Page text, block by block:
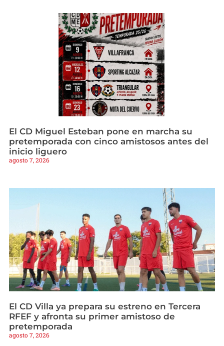
El CD Miguel Esteban pone en marcha su
pretemporada con cinco amistosos antes del
inicio liguero
agosto 7, 2026
El CD Villa ya prepara su estreno en Tercera
RFEF y afronta su primer amistoso de
pretemporada
agosto 7, 2026